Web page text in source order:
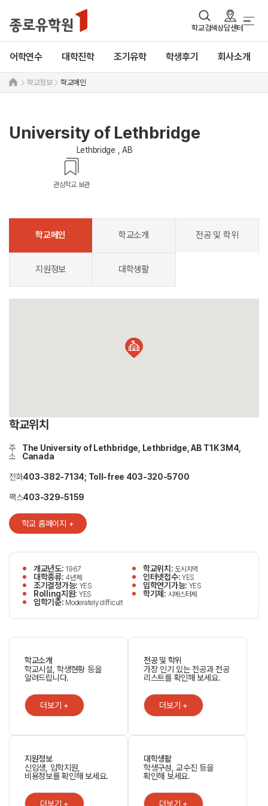
학교검색상담센터
어학연수 대학진학 조기유학 학생후기 회사소개
학교정보 학교메인
University of Lethbridge
Lethbridge , AB
관심학교 보관
학교메인 학교소개 전공 및 학위
지원정보 대학생활
학교위치
주
소
The University of Lethbridge, Lethbridge, AB T1K 3M4,
Canada
전화403-382-7134; Toll-free 403-320-5700
팩스403-329-5159
학교 홈페이지 +
개교년도: 1967 학교위치: 도시지역
대학종류: 4년제 인터넷접수:YES
조기결정가능: YES 입학연기가능: YES
Rolling지원: YES 학기제: 시메스터제
입학기준: Moderately difficult
학교소개
학교시설, 학생현황 등을
알려드립니다.
더보기 +
전공 및 학위
가장 인기 있는 전공과 전공
리스트를 확인해 보세요.
더보기 +
지원정보
신입생, 입학지원,
비용정보를 확인해 보세요.
더보기 +
대학생활
학생구성, 교수진 등을
확인해 보세요.
더보기 +